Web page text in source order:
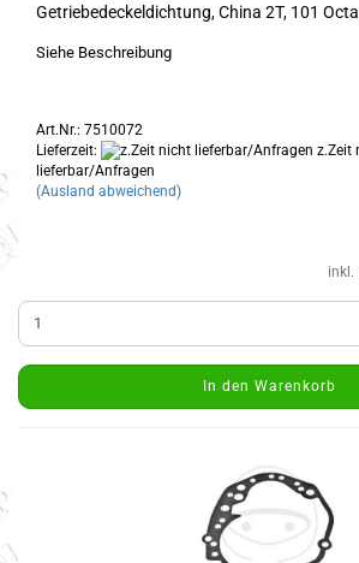
Getriebedeckeldichtung, China 2T, 101
Siehe Beschreibung
Art.Nr.: 7510072
Lieferzeit:
z.Zeit
lieferbar/Anfragen
(Ausland abweichend)
inkl.
In den Warenkorb